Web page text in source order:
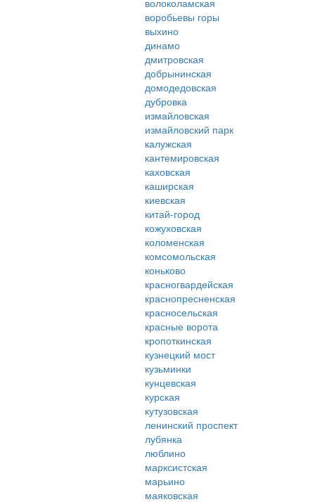
волоколамская
воробьевы горы
выхино
динамо
дмитровская
добрынинская
домодедовская
дубровка
измайловская
измайловский парк
калужская
кантемировская
каховская
каширская
киевская
китай-город
кожуховская
коломенская
комсомольская
коньково
красногвардейская
краснопресненская
красносельская
красные ворота
кропоткинская
кузнецкий мост
кузьминки
кунцевская
курская
кутузовская
ленинский проспект
лубянка
люблино
марксистская
марьино
маяковская